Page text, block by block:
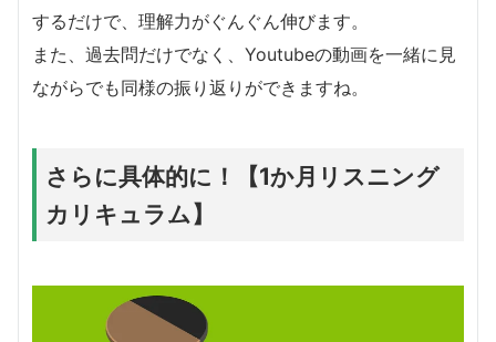
するだけで、理解力がぐんぐん伸びます。
また、過去問だけでなく、Youtubeの動画を一緒に見
ながらでも同様の振り返りができますね。
さらに具体的に！【1か月リスニング
カリキュラム】